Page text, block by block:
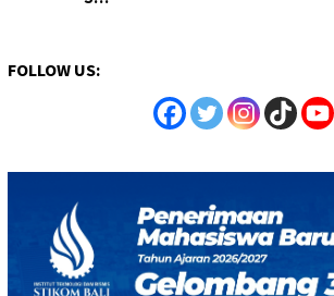
FOLLOW US: